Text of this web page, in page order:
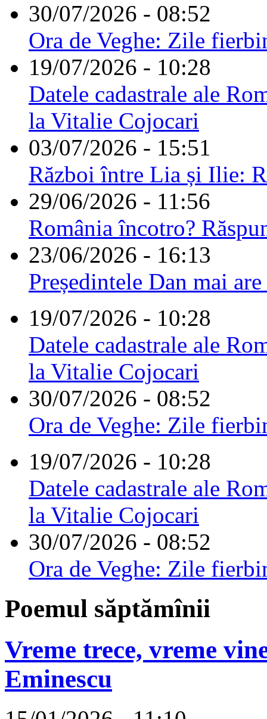
30/07/2026 - 08:52
Ora de Veghe: Zile
19/07/2026 - 10:28
Datele cadastrale ale
la Vitalie Cojocari
03/07/2026 - 15:51
Război între Lia și Ilie:
29/06/2026 - 11:56
România încotro?
23/06/2026 - 16:13
Președintele Dan mai
19/07/2026 - 10:28
Datele cadastrale ale
la Vitalie Cojocari
30/07/2026 - 08:52
Ora de Veghe: Zile
19/07/2026 - 10:28
Datele cadastrale ale
la Vitalie Cojocari
30/07/2026 - 08:52
Ora de Veghe: Zile
Poemul săptămînii
Vreme trece, vreme
Eminescu